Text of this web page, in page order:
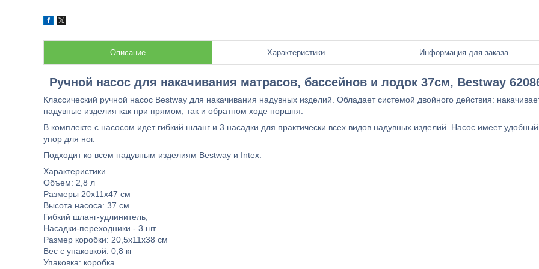
Описание Характеристики Информация для заказа
Ручной насос для накачивания матрасов, бассейнов и лодок 37см, Bestway
Классический ручной насос Bestway для накачивания надувных изделий. Обладает системой двойного действия:
надувные изделия как при прямом, так и обратном ходе поршня.
В комплекте с насосом идет гибкий шланг и 3 насадки для практически всех видов надувных изделий. Насос имеет удобный
упор для ног.
Подходит ко всем надувным изделиям Bestway и Intex.
Характеристики
Объем: 2,8 л
Размеры 20x11x47 см
Высота насоса: 37 см
Гибкий шланг-удлинитель;
Насадки-переходники - 3 шт.
Размер коробки: 20,5x11x38 см
Вес с упаковкой: 0,8 кг
Упаковка: коробка